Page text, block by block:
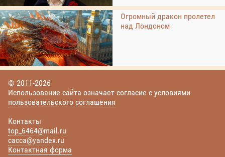
Огромный дракон пролетел
над Лондоном
© 2011-2026
Использование сайта означает согласие с условиями
пользовательского соглашения
Контакты
top_6464@mail.ru
cacca@yandex.ru
Контактная форма